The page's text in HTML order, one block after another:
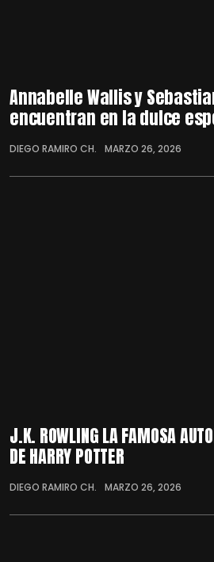
Annabelle Wallis y
encuentran en la dulce
DIEGO RAMIRO CH. MARZO 26, 2026
J.K. ROWLING LA FAMOSA
DE HARRY POTTER
DIEGO RAMIRO CH. MARZO 26, 2026